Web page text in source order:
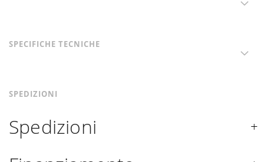
SPECIFICHE TECNICHE
SPEDIZIONI
Spedizioni